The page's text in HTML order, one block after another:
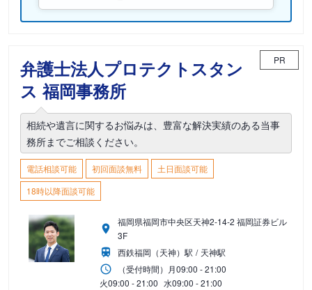
弁護士法人プロテクトスタン
ス 福岡事務所
PR
相続や遺言に関するお悩みは、豊富な解決実績のある当事
務所までご相談ください。
電話相談可能 初回面談無料
土日面談可能
18時以降面談可能
福岡県福岡市中央区天神2-14-2 福岡証券ビル
3F
西鉄福岡（天神）駅
天神駅
（受付時間） 月09:00 - 21:00
火09:00 - 21:00 水09:00 - 21:00